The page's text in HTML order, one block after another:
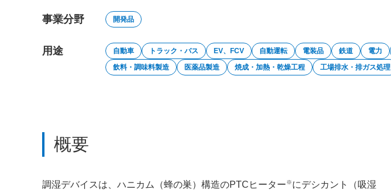
事業分野 開発品
用途 自動車 トラック・バス EV、FCV 自動運転 電装品 鉄道 電力
飲料・調味料製造
医薬品製造 焼成・加熱・乾燥工程 工場排水・排ガス処理
概要
調湿デバイスは、ハニカム（蜂の巣）構造のPTCヒーター※にデシカント（吸湿